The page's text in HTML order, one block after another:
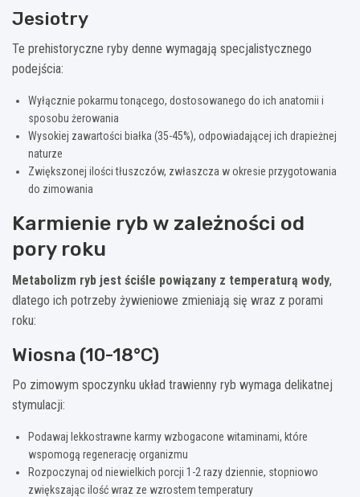
Jesiotry
Te prehistoryczne ryby denne wymagają specjalistycznego
podejścia:
Wyłącznie pokarmu tonącego, dostosowanego do ich anatomii i
sposobu żerowania
Wysokiej zawartości białka (35-45%), odpowiadającej ich drapieżnej
naturze
Zwiększonej ilości tłuszczów, zwłaszcza w okresie przygotowania
do zimowania
Karmienie ryb w zależności od
pory roku
Metabolizm ryb jest ściśle powiązany z temperaturą wody,
dlatego ich potrzeby żywieniowe zmieniają się wraz z porami
roku:
Wiosna (10-18°C)
Po zimowym spoczynku układ trawienny ryb wymaga delikatnej
stymulacji:
Podawaj lekkostrawne karmy wzbogacone witaminami, które
wspomogą regenerację organizmu
Rozpoczynaj od niewielkich porcji 1-2 razy dziennie, stopniowo
zwiększając ilość wraz ze wzrostem temperatury